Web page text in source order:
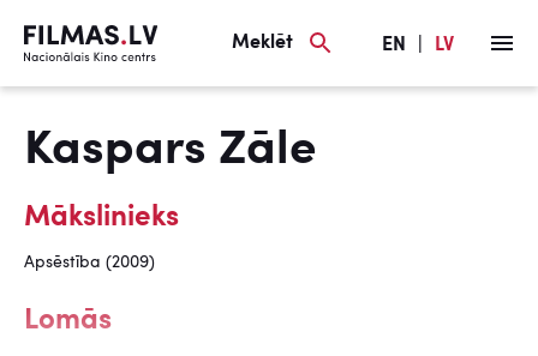
Meklēt EN LV
Kaspars Zāle
Mākslinieks
Apsēstība (2009)
Lomās